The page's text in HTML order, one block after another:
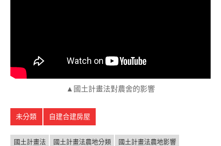
▲國土計畫法對農舍的影響
未分類 自建合建房屋
國土計畫法 國土計畫法農地分類
國土計畫法農地影響